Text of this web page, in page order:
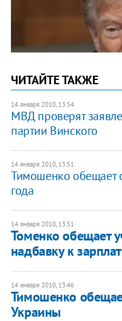
ЧИТАЙТЕ ТАКЖЕ
14 января 2010, 13:54
МВД проверят
партии Винского
14 января 2010, 13:51
Тимошенко обещает
года
14 января 2010, 13:51
Томенко обещает
надбавку к
14 января 2010, 13:46
Тимошенко
Украины